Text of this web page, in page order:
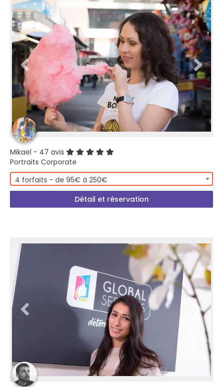
Mikael - 47 avis
Portraits Corporate
4 forfaits - de 95€ à 250€
Détail et réservation